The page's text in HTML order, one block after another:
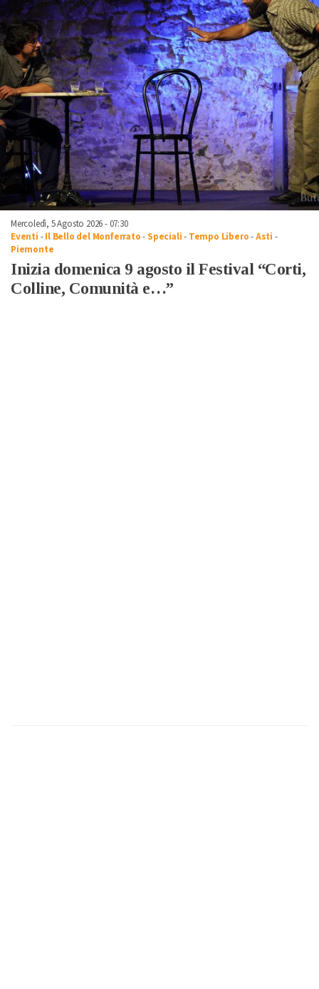
Mercoledì, 5 Agosto 2026 - 07:30
Eventi -Il Bello del Monferrato-Speciali- Tempo Libero-Asti -
Piemonte
Inizia domenica 9 agosto il Festival “Corti,
Colline, Comunità e…”